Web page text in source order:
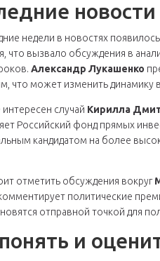
недели в новостях
что вызвало обсуждения в
Александр Лукашенко
что может изменить динамику
случай Кирилла
Российский фонд прямых
кандидатом на более
отметить обсуждения вокруг
политические
отправной точкой для
и